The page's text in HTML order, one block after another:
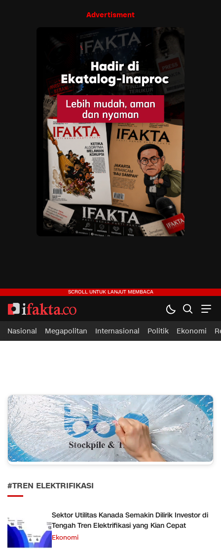
Advertisment
ifakta.co
#pastibenar
Nasional Megapolitan Internasional Politik Ekonomi
#TREN ELEKTRIFIKASI
Sektor Utilitas Kanada Semakin Dilirik Investor di
Tengah Tren Elektrifikasi yang Kian Cepat
Ekonomi